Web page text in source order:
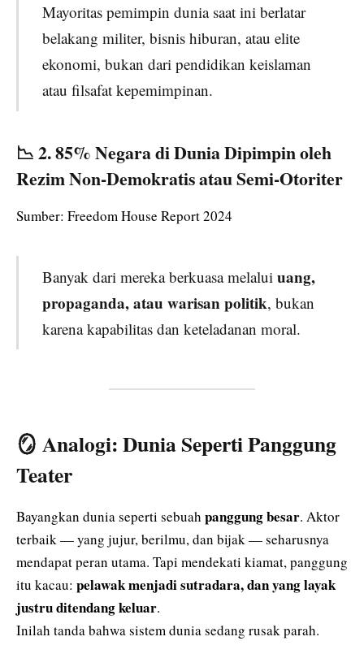
Mayoritas pemimpin dunia saat ini berlatar
belakang militer, bisnis hiburan, atau elite
ekonomi, bukan dari pendidikan keislaman
atau filsafat kepemimpinan.
📉 2.85% Negara di Dunia Dipimpin oleh
Rezim Non-Demokratis atau Semi-Otoriter
Sumber: Freedom House Report 2024
Banyak dari mereka berkuasa melalui uang,
propaganda, atau warisan politik, bukan
karena kapabilitas dan keteladanan moral.
🪞 Analogi: Dunia Seperti Panggung
Teater
Bayangkan dunia seperti sebuah panggung besar. Aktor
terbaik — yang jujur, berilmu, dan bijak — seharusnya
mendapat peran utama. Tapi mendekati kiamat, panggung
itu kacau: pelawak menjadi sutradara, dan yang layak
justru ditendang keluar.
Inilah tanda bahwa sistem dunia sedang rusak parah.